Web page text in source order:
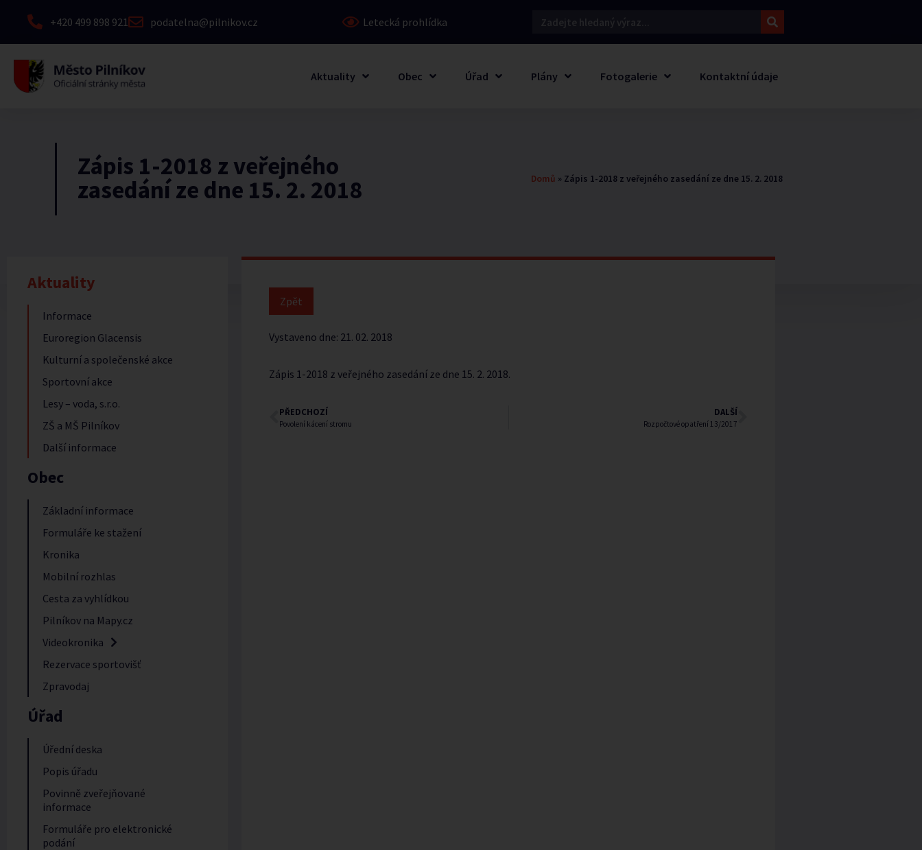
+420 499 898 921 podatelna@pilnikov.cz Letecká prohlídka
Aktuality Obec Úřad Plány Fotogalerie Kontaktní údaje
Zápis 1-2018 z veřejného
zasedání ze dne 15. 2. 2018 Domů » Zápis 1-2018 z veřejného zasedání ze dne 15. 2. 2018
Aktuality
Informace
Euroregion Glacensis
Kulturní a společenské akce
Sportovní akce
Lesy – voda, s.r.o.
ZŠ a MŠ Pilníkov
Další informace
Obec
Základní informace
Formuláře ke stažení
Kronika
Mobilní rozhlas
Cesta za vyhlídkou
Pilníkov na Mapy.cz
Videokronika
Rezervace sportovišť
Zpravodaj
Úřad
Úřední deska
Popis úřadu
Povinně zveřejňované
informace
Formuláře pro elektronické
podání
Vystaveno dne: 21. 02. 2018
Zápis 1-2018 z veřejného zasedání ze dne 15. 2. 2018.
PŘEDCHOZÍ
Povolení kácení stromu
DALŠÍ
Rozpočtové opatření 13/2017